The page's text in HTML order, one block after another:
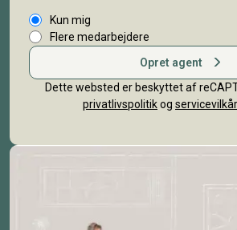
Kun mig
Flere medarbejdere
Opret agent
Dette websted er beskyttet af
privatlivspolitikog servicevilkår